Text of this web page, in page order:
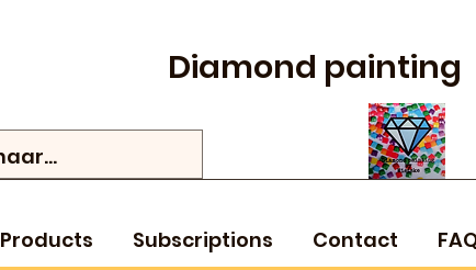
Diamond painting
Products Subscriptions Contact